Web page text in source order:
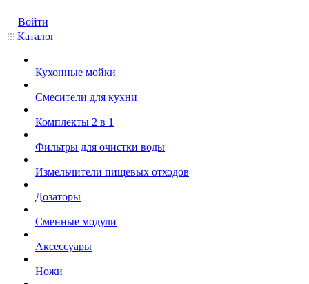
Войти
Каталог
Кухонные мойки
Смесители для кухни
Комплекты 2 в 1
Фильтры для очистки воды
Измельчители пищевых отходов
Дозаторы
Cменные модули
Аксессуары
Ножи